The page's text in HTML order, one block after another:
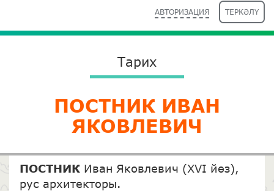
АВТОРИЗАЦИЯ ТЕРКӘЛҮ
Тарих
ПОСТНИК ИВАН
ЯКОВЛЕВИЧ
ПОСТНИКИван Яковлевич (XVI йөз),
рус архитекторы.